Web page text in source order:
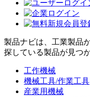
製品ナビは、工業製品
探している製品が見つ
工作機械
機械工具/作業工具
産業用機械